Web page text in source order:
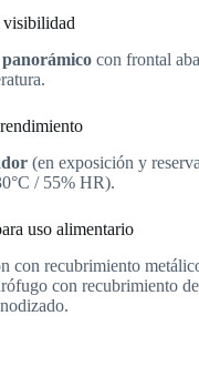
visibilidad
con frontal
(en exposición y
/ 55% HR).
uso alimentario
con recubrimiento
con recubrimiento